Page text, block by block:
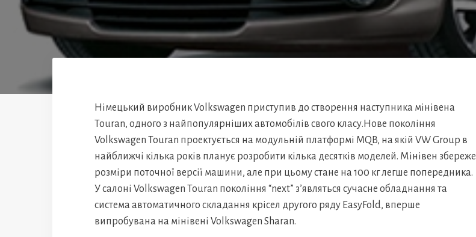
Німецький виробник Volkswagen приступив до створення наступника мінівена
Touran, одного з найпопулярніших автомобілів свого класу.Нове покоління
Volkswagen Touran проектується на модульній платформі MQB, на якій VW Group в
найближчі кілька років планує розробити кілька десятків моделей. Мінівен збереже
розміри поточної версії машини, але при цьому стане на 100 кг легше попередника.
У салоні Volkswagen Touran покоління “next” з’являться сучасне обладнання та
система автоматичного складання крісел другого ряду EasyFold, вперше
випробувана на мінівені Volkswagen Sharan.